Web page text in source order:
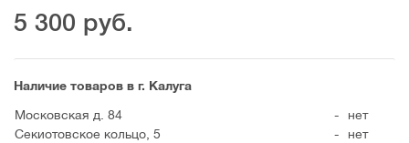
5 300 руб.
Наличие товаров в г. Калуга
Московская д. 84
-
нет
Секиотовское кольцо, 5
-
нет